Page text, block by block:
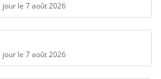
jour le 7 août 2026
jour le 7 août 2026